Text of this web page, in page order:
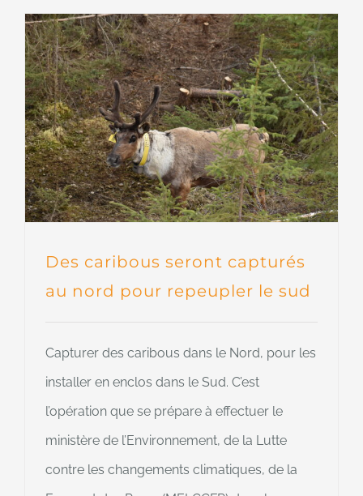
Des caribous seront capturés
au nord pour repeupler le sud
Capturer des caribous dans le Nord, pour les
installer en enclos dans le Sud. C’est
l’opération que se prépare à effectuer le
ministère de l’Environnement, de la Lutte
contre les changements climatiques, de la